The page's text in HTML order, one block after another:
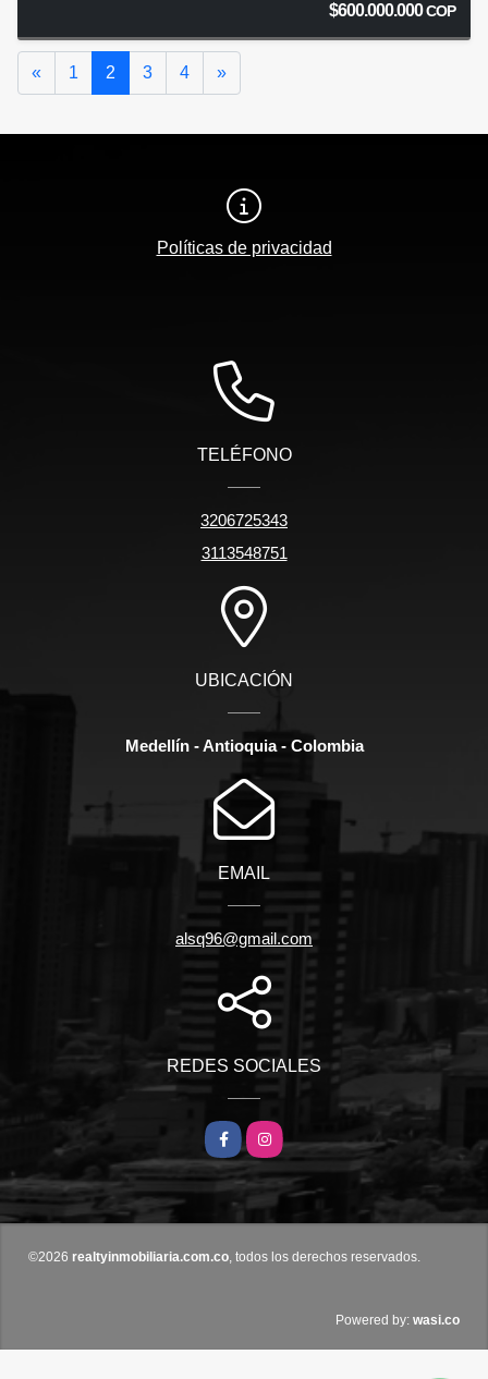
$600.000.000COP
« Anterior
1 2 3 4 »Siguiente
Políticas de privacidad
TELÉFONO
3206725343
3113548751
UBICACIÓN
Medellín - Antioquia - Colombia
EMAIL
alsq96@gmail.com
REDES SOCIALES
Facebook
Instagram
©2026 realtyinmobiliaria.com.co, todos los derechos reservados.
Powered by: wasi.co